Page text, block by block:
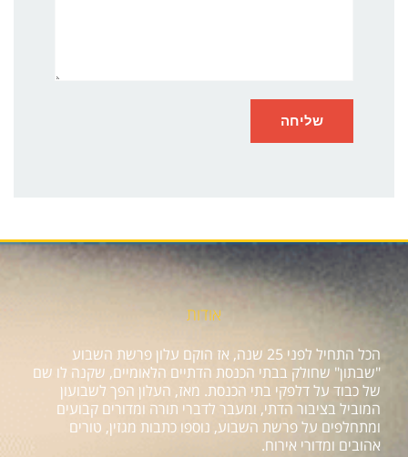
אודות
הכל התחיל לפני 25 שנה, אז הוקם עלון פרשת השבוע
"שבתון" שחולק בבתי הכנסת הדתיים הלאומיים, שקנה לו שם
של כבוד על דלפקי בתי הכנסת. מאז, העלון הפך לשבועון
המוביל בציבור הדתי, ומעבר לדברי תורה ומדורים קבועים
ומתחלפים על פרשת השבוע, נוספו כתבות מגזין, טורים
אהובים ומדורי אירוח.